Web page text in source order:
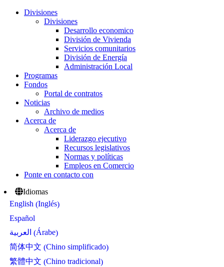
Divisiones
Divisiones
Desarrollo economico
División de Vivienda
Servicios comunitarios
División de Energía
Administración Local
Programas
Fondos
Portal de contratos
Noticias
Archivo de medios
Acerca de
Acerca de
Liderazgo ejecutivo
Recursos legislativos
Normas y políticas
Empleos en Comercio
Ponte en contacto con
Idiomas
English (Inglés)
Español
العربية (Árabe)
简体中文 (Chino simplificado)
繁體中文 (Chino tradicional)